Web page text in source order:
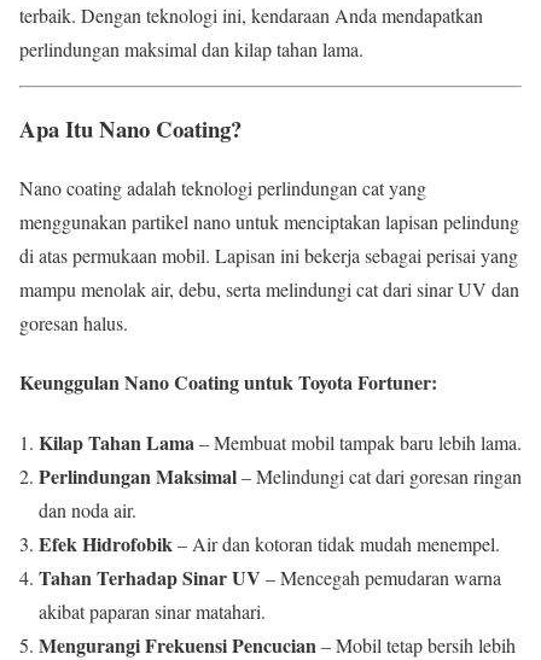
terbaik. Dengan teknologi ini, kendaraan Anda mendapatkan
perlindungan maksimal dan kilap tahan lama.
Apa Itu Nano Coating?
Nano coating adalah teknologi perlindungan cat yang
menggunakan partikel nano untuk menciptakan lapisan pelindung
di atas permukaan mobil. Lapisan ini bekerja sebagai perisai yang
mampu menolak air, debu, serta melindungi cat dari sinar UV dan
goresan halus.
Keunggulan Nano Coating untuk Toyota Fortuner:
Kilap Tahan Lama– Membuat mobil tampak baru lebih lama.
Perlindungan Maksimal– Melindungi cat dari goresan ringan
dan noda air.
Efek Hidrofobik– Air dan kotoran tidak mudah menempel.
Tahan Terhadap Sinar UV – Mencegah pemudaran warna
akibat paparan sinar matahari.
Mengurangi Frekuensi Pencucian– Mobil tetap bersih lebih